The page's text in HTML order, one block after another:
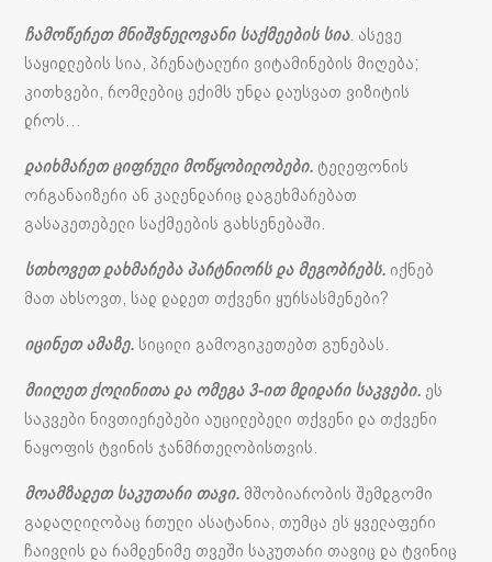
ჩამოწერეთ მნიშვნელოვანი საქმეების სია. ასევე
საყიდლების სია, პრენატალური ვიტამინების მიღება;
კითხვები, რომლებიც ექიმს უნდა დაუსვათ ვიზიტის
დროს…
დაიხმარეთ ციფრული მოწყობილობები. ტელეფონის
ორგანაიზერი ან კალენდარიც დაგეხმარებათ
გასაკეთებელი საქმეების გახსენებაში.
სთხოვეთ დახმარება პარტნიორს და მეგობრებს. იქნებ
მათ ახსოვთ, სად დადეთ თქვენი ყურსასმენები?
იცინეთ ამაზე. სიცილი გამოგიკეთებთ გუნებას.
მიიღეთ ქოლინითა და ომეგა 3-ით მდიდარი საკვები. ეს
საკვები ნივთიერებები აუცილებელი თქვენი და თქვენი
ნაყოფის ტვინის ჯანმრთელობისთვის.
მოამზადეთ საკუთარი თავი. მშობიარობის შემდგომი
გადაღლილობაც რთული ასატანია, თუმცა ეს ყველაფერი
ჩაივლის და რამდენიმე თვეში საკუთარი თავიც და ტვინიც